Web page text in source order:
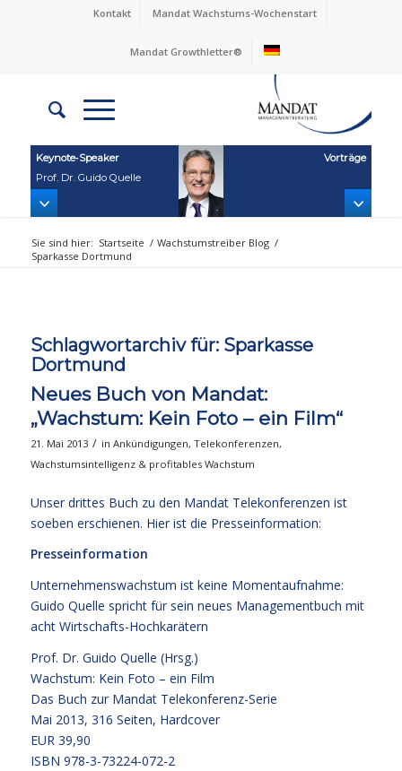
Kontakt Mandat Wachstums-Wochenstart
Mandat Growthletter®
Keynote‑Speaker
Prof. Dr. Guido Quelle
Vorträge
Sie sind hier: Startseite / Wachstumstreiber Blog /
Sparkasse Dortmund
Schlagwortarchiv für: Sparkasse
Dortmund
Neues Buch von Mandat:
„Wachstum: Kein Foto – ein Film“
21. Mai 2013 / in Ankündigungen, Telekonferenzen,
Wachstumsintelligenz & profitables Wachstum
Unser drittes Buch zu den Mandat Telekonferenzen ist
soeben erschienen. Hier ist die Presseinformation:
Presseinformation
Unternehmenswachstum ist keine Momentaufnahme:
Guido Quelle spricht für sein neues Managementbuch mit
acht Wirtschafts-Hochkarätern
Prof. Dr. Guido Quelle (Hrsg.)
Wachstum: Kein Foto – ein Film
Das Buch zur Mandat Telekonferenz-Serie
Mai 2013, 316 Seiten, Hardcover
EUR 39,90
ISBN 978-3-73224-072-2